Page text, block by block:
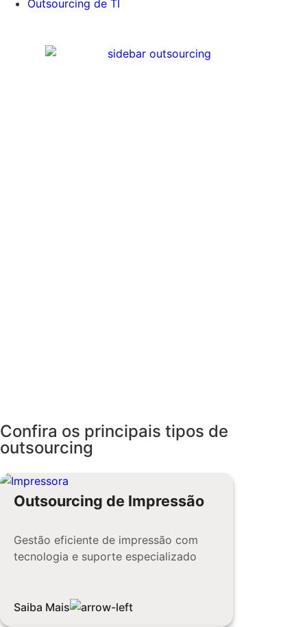
Outsourcing de TI
Confira os principais tipos de
outsourcing
Outsourcing de Impressão
Gestão eficiente de impressão com
tecnologia e suporte especializado
Saiba Mais